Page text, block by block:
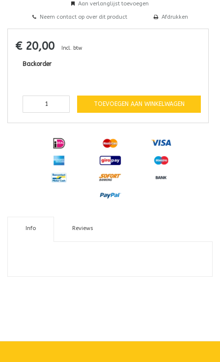
Aan verlanglijst toevoegen
Neem contact op over dit product Afdrukken
€ 20,00 Incl. btw
Backorder
TOEVOEGEN AAN WINKELWAGEN
Info Reviews